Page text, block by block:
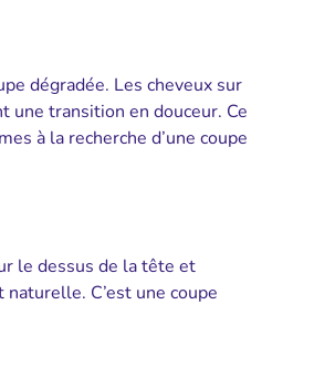
dégradée. Les cheveux sur
une transition en douceur. Ce
à la recherche d’une coupe
le dessus de la tête et
C’est une coupe